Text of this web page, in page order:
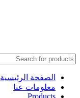
الصفحة الرئيسية
معلومات عنا
Products